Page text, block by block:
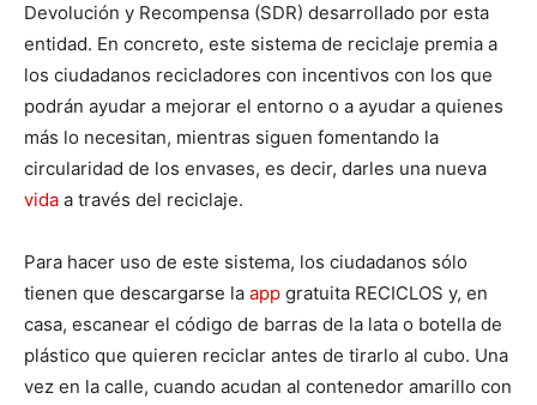
Devolución y Recompensa (SDR) desarrollado por esta
entidad. En concreto, este sistema de reciclaje premia a
los ciudadanos recicladores con incentivos con los que
podrán ayudar a mejorar el entorno o a ayudar a quienes
más lo necesitan, mientras siguen fomentando la
circularidad de los envases, es decir, darles una nueva
vida a través del reciclaje.
Para hacer uso de este sistema, los ciudadanos sólo
tienen que descargarse la app gratuita RECICLOS y, en
casa, escanear el código de barras de la lata o botella de
plástico que quieren reciclar antes de tirarlo al cubo. Una
vez en la calle, cuando acudan al contenedor amarillo con